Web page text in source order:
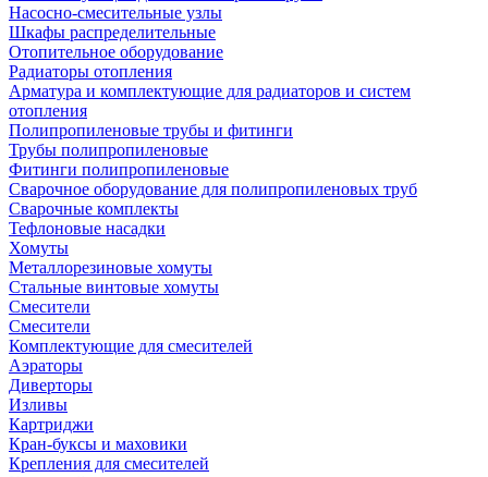
Насосно-смесительные узлы
Шкафы распределительные
Отопительное оборудование
Радиаторы отопления
Арматура и комплектующие для радиаторов и систем
отопления
Полипропиленовые трубы и фитинги
Трубы полипропиленовые
Фитинги полипропиленовые
Сварочное оборудование для полипропиленовых труб
Сварочные комплекты
Тефлоновые насадки
Хомуты
Металлорезиновые хомуты
Стальные винтовые хомуты
Смесители
Смесители
Комплектующие для смесителей
Аэраторы
Диверторы
Изливы
Картриджи
Кран-буксы и маховики
Крепления для смесителей